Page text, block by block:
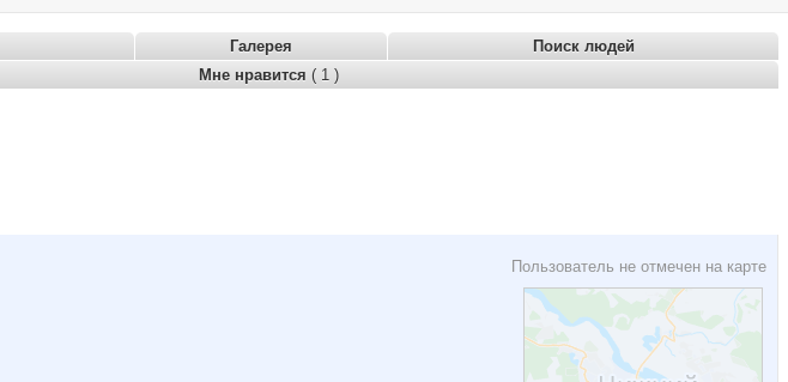
Галерея
Поиск людей
Мне нравится ( 1 )
Пользователь не отмечен на карте